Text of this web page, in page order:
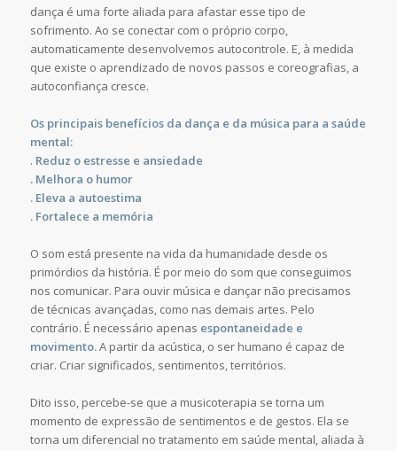
dança é uma forte aliada para afastar esse tipo de
sofrimento. Ao se conectar com o próprio corpo,
automaticamente desenvolvemos autocontrole. E, à medida
que existe o aprendizado de novos passos e coreografias, a
autoconfiança cresce.
Os principais benefícios da dança e da música para a saúde
mental:
. Reduz o estresse e ansiedade
. Melhora o humor
. Eleva a autoestima
. Fortalece a memória
O som está presente na vida da humanidade desde os
primórdios da história. É por meio do som que conseguimos
nos comunicar. Para ouvir música e dançar não precisamos
de técnicas avançadas, como nas demais artes. Pelo
contrário. É necessário apenas espontaneidade e
movimento.A partir da acústica, o ser humano é capaz de
criar. Criar significados, sentimentos, territórios.
Dito isso, percebe-se que a musicoterapia se torna um
momento de expressão de sentimentos e de gestos. Ela se
torna um diferencial no tratamento em saúde mental, aliada à